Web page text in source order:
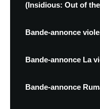
(Insidious: Out of
Bande-annonce
Bande-annonce La
Bande-annonce